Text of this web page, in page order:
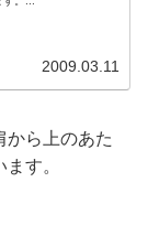
2009.03.11
から上のあた
す。